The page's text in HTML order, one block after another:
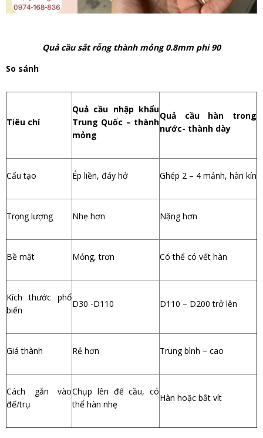
Quả cầu sắt rỗng thành mỏng 0.8mm phi 90
So sánh
Tiêu chí
Quả cầu nhập khẩu
Trung Quốc – thành
mỏng
Quả cầu hàn trong
nước- thành dày
Cấu tạo Ép liền, đáy hở Ghép 2 – 4 mảnh, hàn kín
Trọng lượng Nhẹ hơn Nặng hơn
Bề mặt Mỏng, trơn Có thể có vết hàn
Kích thước phổ
biến
D30 -D110 D110 – D200 trở lên
Giá thành Rẻ hơn Trung bình – cao
Cách gắn vào
đế/trụ
Chụp lên đế cầu, có
thể hàn nhẹ
Hàn hoặc bắt vít